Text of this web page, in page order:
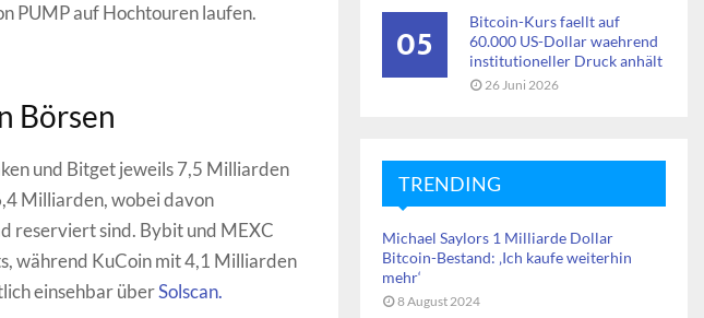
PUMP auf Hochtouren laufen.
Börsen
und Bitget jeweils 7,5 Milliarden
Milliarden, wobei davon
reserviert sind. Bybit und MEXC
während KuCoin mit 4,1 Milliarden
einsehbar überSolscan.
05
Bitcoin-Kurs faellt auf
60.000 US-Dollar waehrend
institutioneller Druck anhält
26 Juni 2026
TRENDING
Michael Saylors 1 Milliarde Dollar
Bitcoin-Bestand: ‚Ich kaufe weiterhin
mehr‘
8 August 2024